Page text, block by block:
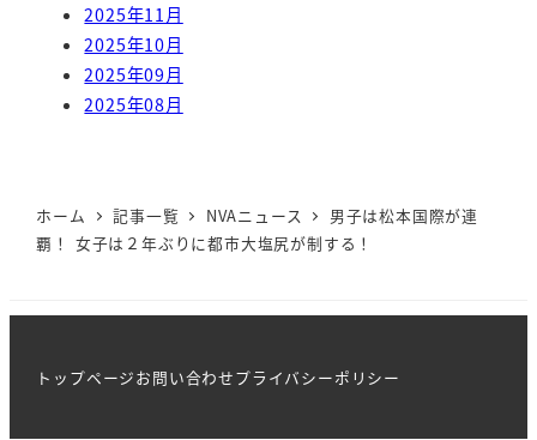
2025年11月
2025年10月
2025年09月
2025年08月
ホーム 記事一覧 NVAニュース
男子は松本国際が連
覇！ 女子は２年ぶりに都市大塩尻が制する！
トップページお問い合わせプライバシーポリシー